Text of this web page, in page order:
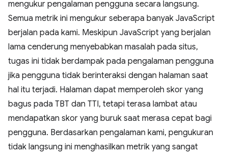
mengukur pengalaman pengguna secara langsung.
Semua metrik ini mengukur seberapa banyak JavaScript
berjalan pada kami. Meskipun JavaScript yang berjalan
lama cenderung menyebabkan masalah pada situs,
tugas ini tidak berdampak pada pengalaman pengguna
jika pengguna tidak berinteraksi dengan halaman saat
hal itu terjadi. Halaman dapat memperoleh skor yang
bagus pada TBT dan TTI, tetapi terasa lambat atau
mendapatkan skor yang buruk saat merasa cepat bagi
pengguna. Berdasarkan pengalaman kami, pengukuran
tidak langsung ini menghasilkan metrik yang sangat